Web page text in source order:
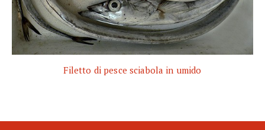
Filetto di pesce sciabola in umido